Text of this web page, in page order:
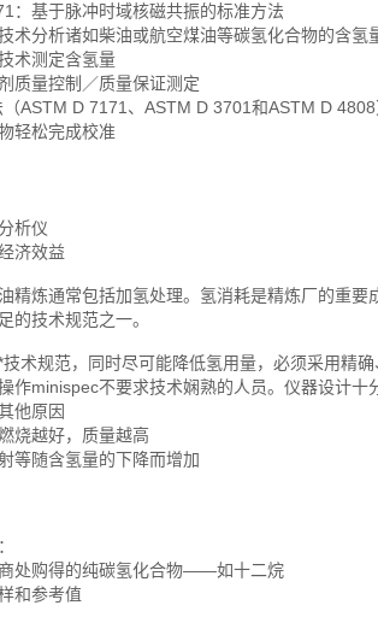
：基于脉冲时域核磁共振的标准方法
术分析诸如柴油或航空煤油等碳氢化合物的含氢
术测定含氢量
质量控制／质量保证测定
ASTM D 7171、ASTM D 3701和ASTM D
轻松完成校准
析仪
济效益
精炼通常包括加氢处理。氢消耗是精炼厂的重
的技术规范之一。
术规范，同时尽可能降低氢用量，必须采用精
作minispec不要求技术娴熟的人员。仪器设计十
他原因
烧越好，质量越高
等随含氢量的下降而增加
处购得的纯碳氢化合物——如十二烷
和参考值